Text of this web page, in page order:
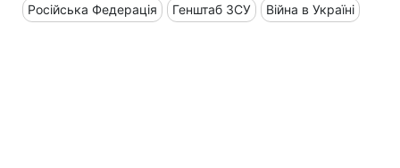
Російська Федерація Генштаб ЗСУ Війна в Україні